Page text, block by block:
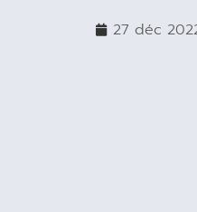
27 déc